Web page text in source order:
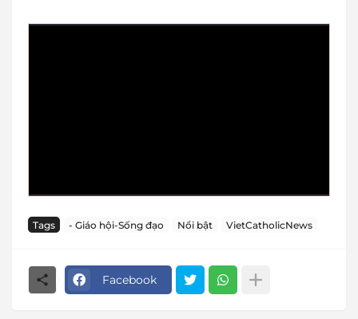
Tags - Giáo hội-Sống đạo Nổi bật VietCatholicNews
Facebook